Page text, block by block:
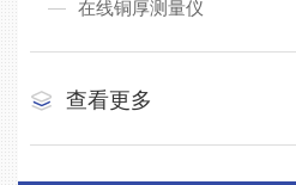
在线铜厚测量仪
查看更多